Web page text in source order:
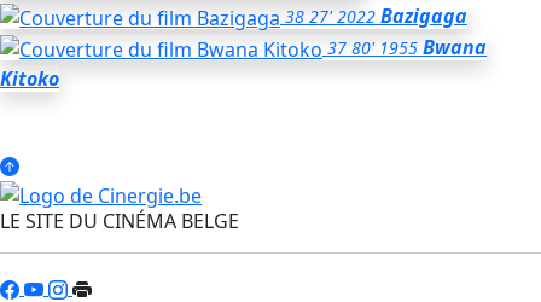
38 27' 2022 Bazigaga
37 80' 1955 Bwana
Kitoko
LE SITE DU CINÉMA BELGE